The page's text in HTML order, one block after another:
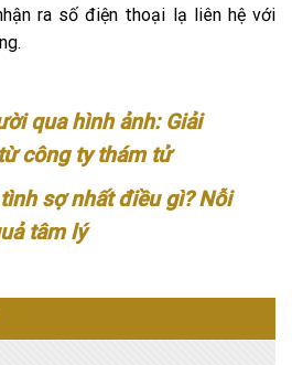
ra số điện thoại lạ liên hệ với
qua hình ảnh: Giải
công ty thám tử
sợ nhất điều gì? Nỗi
tâm lý